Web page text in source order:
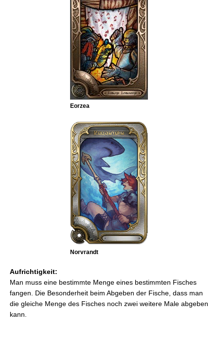
Eorzea
Norvrandt
Aufrichtigkeit:
Man muss eine bestimmte Menge eines bestimmten Fisches
fangen. Die Besonderheit beim Abgeben der Fische, dass man
die gleiche Menge des Fisches noch zwei weitere Male abgeben
kann.